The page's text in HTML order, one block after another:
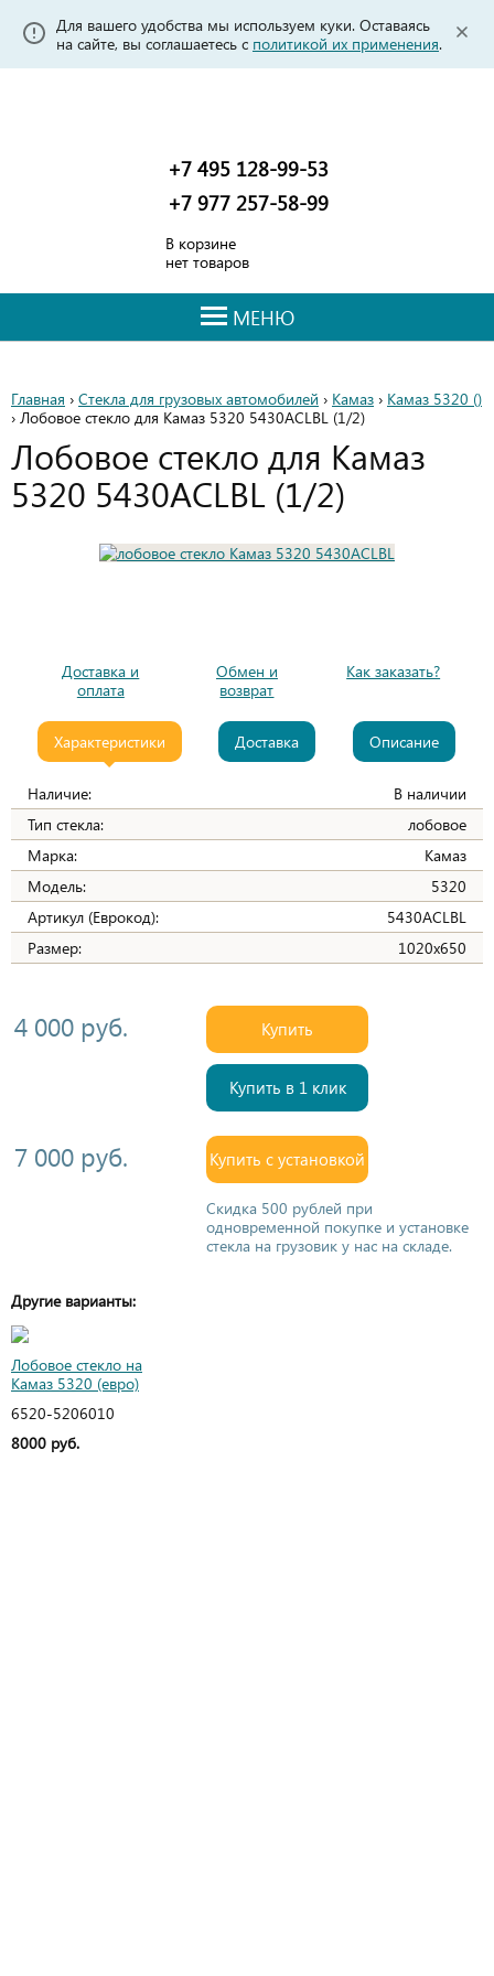
Для вашего удобства мы используем куки. Оставаясь
на сайте, вы соглашаетесь с политикой их применения.
+7 495 128-99-53
+7 977 257-58-99
В корзине
нет товаров
МЕНЮ
Главная › Стекла для грузовых автомобилей › Камаз › Камаз 5320 ()
› Лобовое стекло для Камаз 5320 5430ACLBL (1/2)
Лобовое стекло для Камаз
5320 5430ACLBL (1/2)
Доставка и
оплата
Обмен и
возврат
Как заказать?
Характеристики Доставка Описание
Наличие:
В наличии
Тип стекла:
лобовое
Марка:
Камаз
Модель:
5320
Артикул (Еврокод):
5430ACLBL
Размер:
1020х650
4 000 руб. Купить
Купить в 1 клик
7 000 руб. Купить с установкой
Скидка 500 рублей при
одновременной покупке и установке
стекла на грузовик у нас на складе.
Другие варианты:
Лобовое стекло на
Камаз 5320 (евро)
6520-5206010
8000 руб.